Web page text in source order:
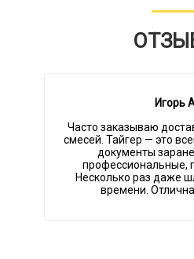
Игорь
Часто заказываю
смесей. Тайгер — это
документы
профессиональные,
Несколько раз даже
времени.